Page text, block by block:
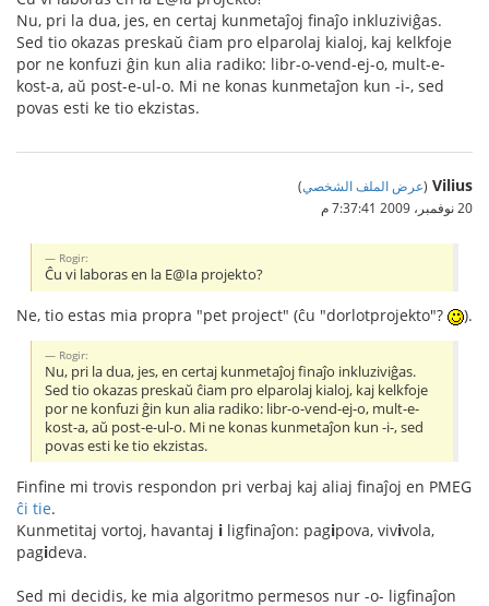
Nu, pri la dua, jes, en certaj kunmetaĵoj finaĵo inkluziviĝas.
Sed tio okazas preskaŭ ĉiam pro elparolaj kialoj, kaj kelkfoje
por ne konfuzi ĝin kun alia radiko: libr-o-vend-ej-o, mult-e-
kost-a, aŭ post-e-ul-o. Mi ne konas kunmetaĵon kun -i-, sed
povas esti ke tio ekzistas.
Vilius
(عرض الملف الشخصي)
20 نوفمبر، 2009 7:37:41 م
Rogir:
Ĉu vi laboras en la E@Ia projekto?
Ne, tio estas mia propra "pet project" (ĉu "dorlotprojekto"? ).
Rogir:
Nu, pri la dua, jes, en certaj kunmetaĵoj finaĵo inkluziviĝas.
Sed tio okazas preskaŭ ĉiam pro elparolaj kialoj, kaj kelkfoje
por ne konfuzi ĝin kun alia radiko: libr-o-vend-ej-o, mult-e-
kost-a, aŭ post-e-ul-o. Mi ne konas kunmetaĵon kun -i-, sed
povas esti ke tio ekzistas.
Finfine mi trovis respondon pri verbaj kaj aliaj finaĵoj en PMEG
ĉi tie.
Kunmetitaj vortoj, havantaj i ligfinaĵon: pagipova, vivivola,
pagideva.
Sed mi decidis, ke mia algoritmo permesos nur -o- ligfinaĵon